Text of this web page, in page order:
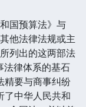
国预算法》与
他法律法规或主
列出的这两部法
法律体系的基石
精要与商事纠纷
了中华人民共和